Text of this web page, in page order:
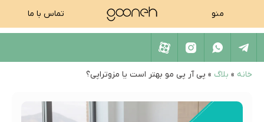
منو تماس با ما
خانه » بلاگ » پی آر پی مو بهتر است یا مزوتراپی؟